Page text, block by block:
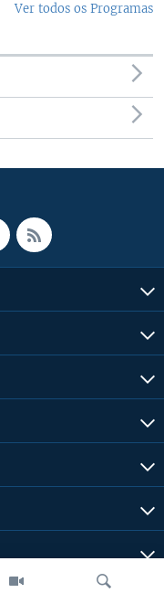
Ver todos os Programas